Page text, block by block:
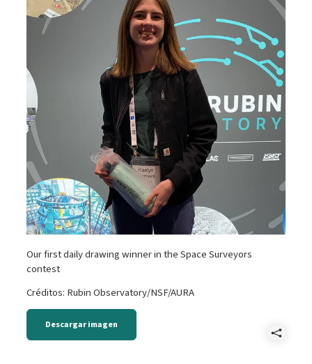
Our first daily drawing winner in the Space Surveyors
contest
Créditos: Rubin Observatory/NSF/AURA
Descargar imagen